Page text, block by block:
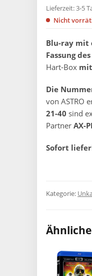
Blu-ray mit
Fassung
Hart-Box
Die
von ASTRO
21-40 sind
Partner AX-
Sofort
Lieferzeit:3-5
Nicht
Kategorie: